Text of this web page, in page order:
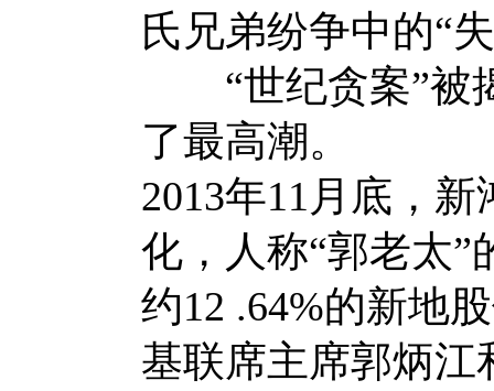
氏兄弟纷争中的“
“世纪贪案”被
了最高潮。
2013年11月底，
化，人称“郭老太
约12 .64%的新地
基联席主席郭炳江